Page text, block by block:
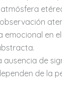
en
ausencia de
de la